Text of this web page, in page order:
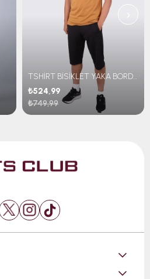
TSHİRT BİSİKLET YAKA BORDO MAVİ ŞERİTLİ TRABZONSPOR BASKILI
₺524,99
₺749,99
›